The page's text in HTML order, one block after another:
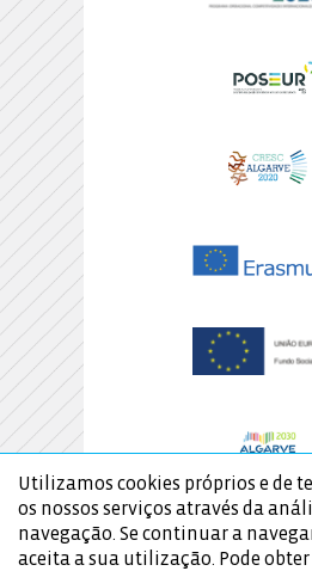
Utilizamos cookies próprios e de
os nossos serviços através da
navegação. Se continuar a
aceita a sua utilização. Pode